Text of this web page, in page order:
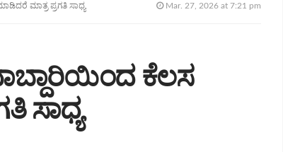
ಮಾತ್ರ ಪ್ರಗತಿ ಸಾಧ್ಯ Mar. 27, 2026 at 7:21 pm
ಕೆಲಸ
ಸಾಧ್ಯ